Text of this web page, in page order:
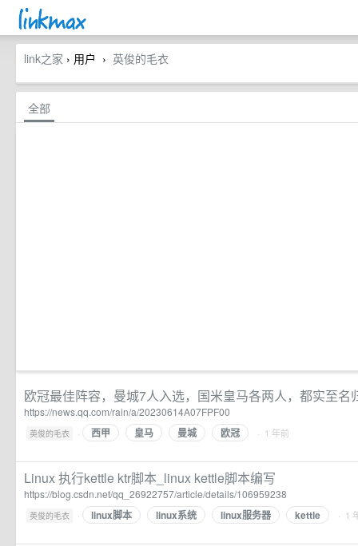
link之家 › 用户 › 英俊的毛衣
全部
欧冠最佳阵容，曼城7人入选，国米皇马各两人，都实至名
https://news.qq.com/rain/a/20230614A07FPF00
英俊的毛衣 · 西甲 皇马 曼城 欧冠 · 1 年前
Linux 执行kettle ktr脚本_linux kettle脚本编写
https://blog.csdn.net/qq_26922757/article/details/106959238
英俊的毛衣 · linux脚本 linux系统 linux服务器 kettle · 1